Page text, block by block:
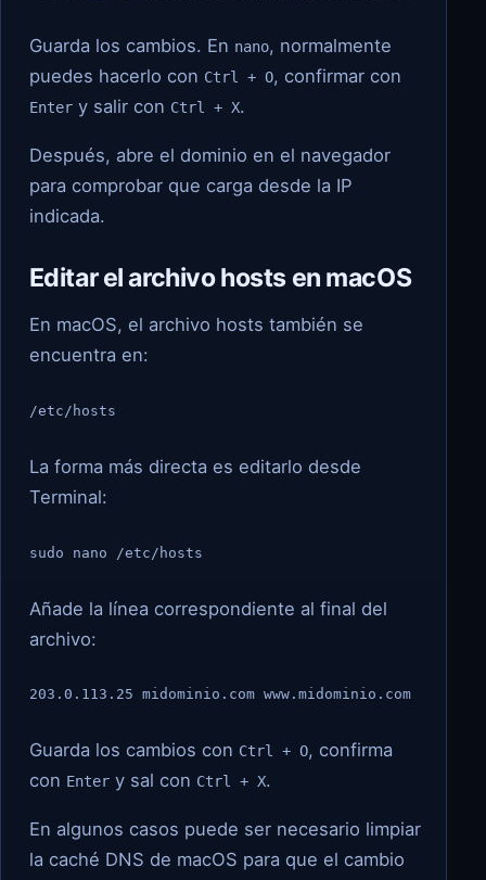
Guarda los cambios. En nano, normalmente
puedes hacerlo con Ctrl + O, confirmar con
Entery salir con Ctrl + X.
Después, abre el dominio en el navegador
para comprobar que carga desde la IP
indicada.
Editar el archivo hosts en macOS
En macOS, el archivo hosts también se
encuentra en:
/etc/hosts
La forma más directa es editarlo desde
Terminal:
sudo nano /etc/hosts
Añade la línea correspondiente al final del
archivo:
203.0.113.25 midominio.com www.midominio.com
Guarda los cambios con Ctrl + O, confirma
con Entery sal con Ctrl + X.
En algunos casos puede ser necesario limpiar
la caché DNS de macOS para que el cambio